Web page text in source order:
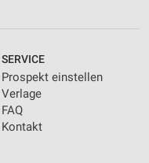
SERVICE
Prospekt einstellen
Verlage
FAQ
Kontakt